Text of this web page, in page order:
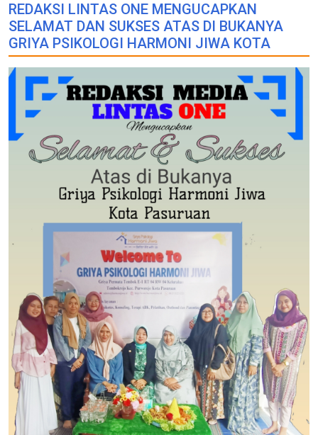
REDAKSI LINTAS ONE MENGUCAPKAN
SELAMAT DAN SUKSES ATAS DI BUKANYA
GRIYA PSIKOLOGI HARMONI JIWA KOTA